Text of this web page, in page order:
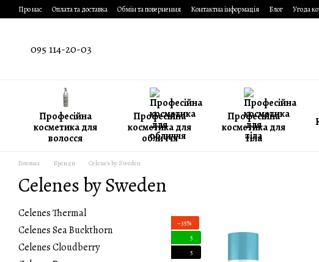
Перейти до основного контенту
Про нас Оплата та доставка Обмін та повернення Контактна інформація Блог Угода
095 114-20-03
Професійна
косметика для
волосся
Професійна
косметика для
обличчя
Професійна
косметика для
тіла
Головна Бренди Celenes by Sweden
Celenes by Sweden
−35%
5
5
Celenes Thermal
Celenes Sea Buckthorn
Celenes Cloudberry